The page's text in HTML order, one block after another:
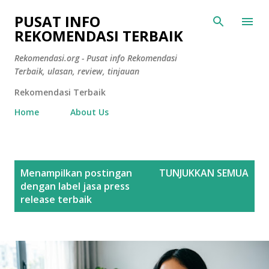
Langsung ke konten utama
PUSAT INFO
REKOMENDASI TERBAIK
Rekomendasi.org - Pusat info Rekomendasi
Terbaik, ulasan, review, tinjauan
Rekomendasi Terbaik
Home
About Us
n
g
Menampilkan postingan
dengan label jasa press
release terbaik
TUNJUKKAN SEMUA